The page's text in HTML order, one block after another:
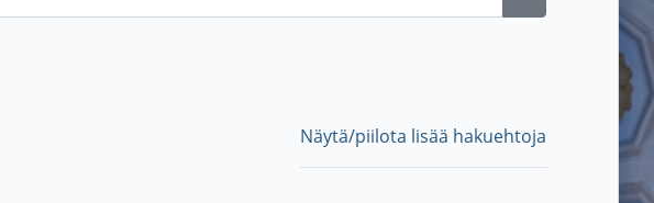
Näytä/piilota lisää hakuehtoja